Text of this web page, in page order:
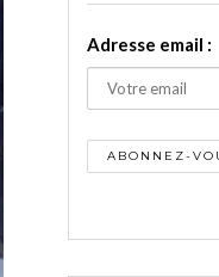
Adresse email :